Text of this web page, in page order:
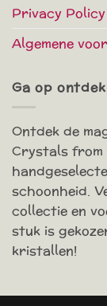
Privacy Policy
Algemene
Ga op
Ontdek de
Crystals from
schoonheid.
collectie en
stuk is
kristallen!